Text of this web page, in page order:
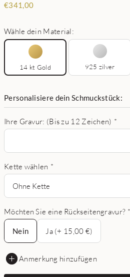
€341,00
Wähle dein Material:
14 kt Gold 925 zilver
Personalisiere dein Schmuckstück:
Ihre Gravur: (Bis zu 12 Zeichen) *
Kette wählen *
Ohne Kette
Möchten Sie eine Rückseitengravur? *
Nein
Nein
Ja (+ 15,00 €)
Anmerkung hinzufügen